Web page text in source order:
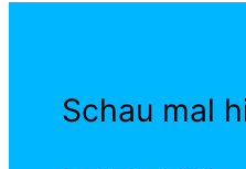
Schau mal